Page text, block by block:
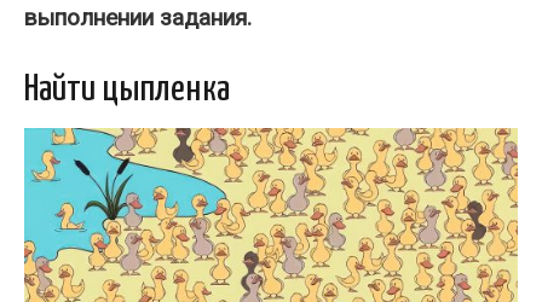
выполнении задания.
Найти цыпленка